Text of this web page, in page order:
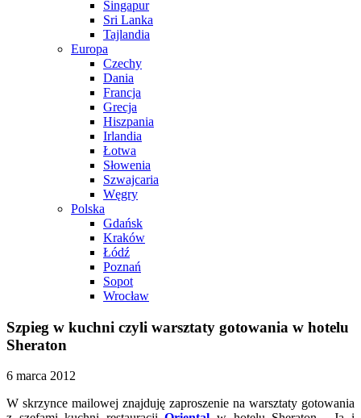
Singapur
Sri Lanka
Tajlandia
Europa
Czechy
Dania
Francja
Grecja
Hiszpania
Irlandia
Łotwa
Słowenia
Szwajcaria
Węgry
Polska
Gdańsk
Kraków
Łódź
Poznań
Sopot
Wrocław
Szpieg w kuchni czyli warsztaty gotowania w hotelu
Sheraton
6 marca 2012
W skrzynce mailowej znajduję zaproszenie na warsztaty gotowania